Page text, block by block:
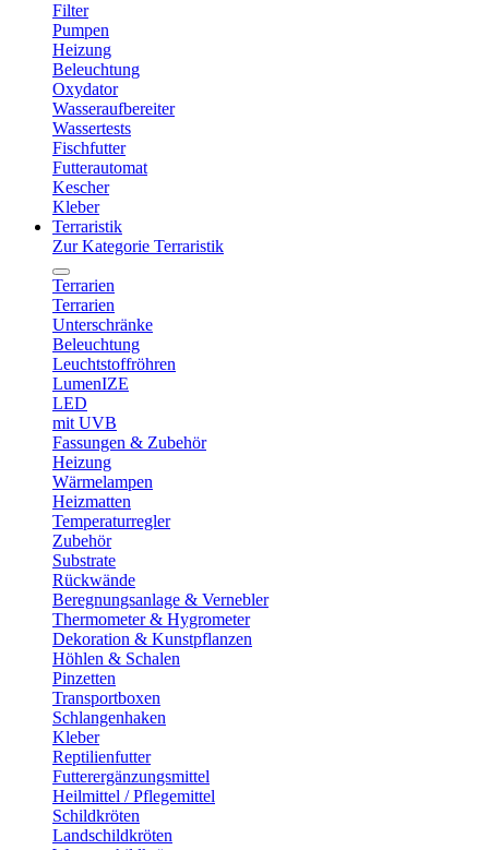
Filter
Pumpen
Heizung
Beleuchtung
Oxydator
Wasseraufbereiter
Wassertests
Fischfutter
Futterautomat
Kescher
Kleber
Terraristik
Zur Kategorie Terraristik
Terrarien
Terrarien
Unterschränke
Beleuchtung
Leuchtstoffröhren
LumenIZE
LED
mit UVB
Fassungen & Zubehör
Heizung
Wärmelampen
Heizmatten
Temperaturregler
Zubehör
Substrate
Rückwände
Beregnungsanlage & Vernebler
Thermometer & Hygrometer
Dekoration & Kunstpflanzen
Höhlen & Schalen
Pinzetten
Transportboxen
Schlangenhaken
Kleber
Reptilienfutter
Futterergänzungsmittel
Heilmittel / Pflegemittel
Schildkröten
Landschildkröten